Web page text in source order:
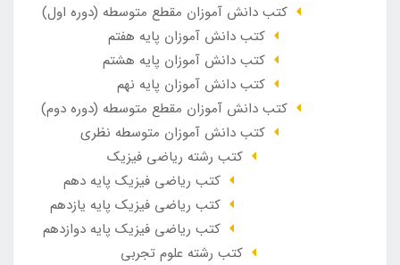
کتب دانش آموزان مقطع متوسطه (دوره اول)
کتب دانش آموزان پایه هفتم
کتب دانش آموزان پایه هشتم
کتب دانش آموزان پایه نهم
کتب دانش آموزان مقطع متوسطه (دوره دوم)
کتب دانش آموزان متوسطه نظری
کتب رشته ریاضی فیزیک
کتب ریاضی فیزیک پایه دهم
کتب ریاضی فیزیک پایه یازدهم
کتب ریاضی فیزیک پایه دوازدهم
کتب رشته علوم تجربی